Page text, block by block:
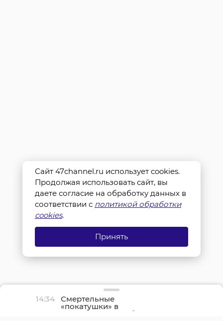
14:34 Смертельные
«покатушки» в
Ленинградской области
Сайт 47channel.ru использует cookies.
Продолжая использовать сайт, вы
даете согласие на обработку данных в
соответствии с политикой обработки
cookies.
Принять